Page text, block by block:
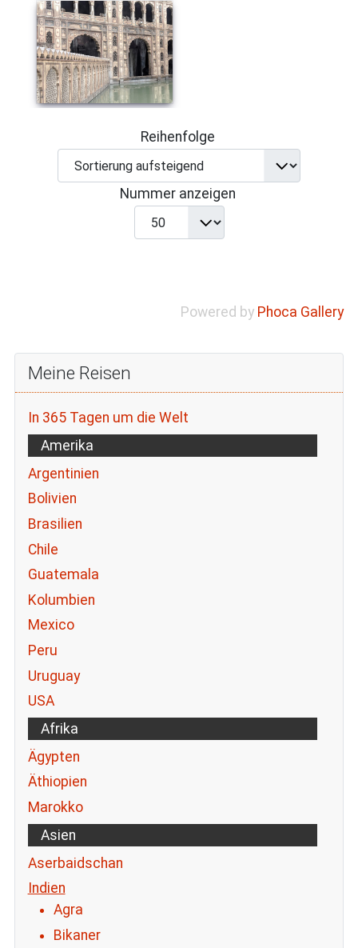
Reihenfolge
Nummer anzeigen
Powered by Phoca Gallery
Meine Reisen
In 365 Tagen um die Welt
Amerika
Argentinien
Bolivien
Brasilien
Chile
Guatemala
Kolumbien
Mexico
Peru
Uruguay
USA
Afrika
Ägypten
Äthiopien
Marokko
Asien
Aserbaidschan
Indien
Agra
Bikaner